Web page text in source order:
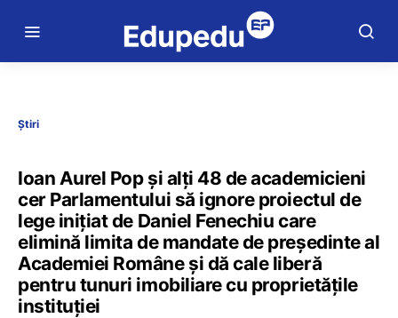
Știri
Ioan Aurel Pop și alți 48 de academicieni
cer Parlamentului să ignore proiectul de
lege inițiat de Daniel Fenechiu care
elimină limita de mandate de președinte al
Academiei Române și dă cale liberă
pentru tunuri imobiliare cu proprietățile
instituției